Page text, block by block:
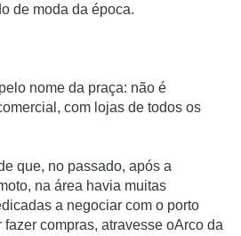
de moda da época.
nome da praça: não é
com lojas de todos os
que, no passado, após a
na área havia muitas
a negociar com o porto
compras, atravesse oArco da